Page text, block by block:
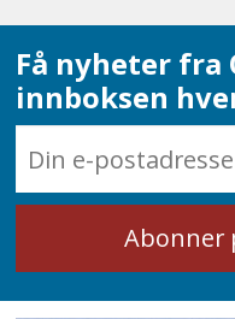
Få nyheter fra
innboksen